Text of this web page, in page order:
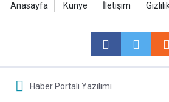
Anasayfa Künye İletişim
Haber Portalı Yazılımı